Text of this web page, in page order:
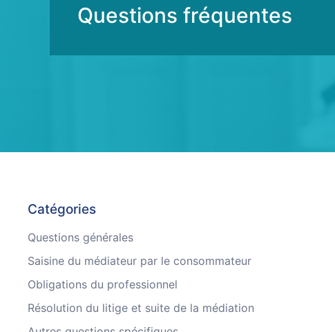
Questions fréquentes
Catégories
Questions générales
Saisine du médiateur par le consommateur
Obligations du professionnel
Résolution du litige et suite de la médiation